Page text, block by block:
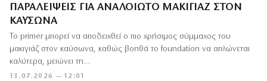
ΠΑΡΑΛΕΊΨΕΙΣ ΓΙΑ ΑΝΑΛΟΊΩΤΟ ΜΑΚΙΓΙΆΖ ΣΤΟΝ
ΚΑΎΣΩΝΑ
13.07.2026 — 12:01
Το primer μπορεί να αποδειχθεί ο πιο χρήσιμος σύμμαχος του
μακιγιάζ στον καύσωνα, καθώς βοηθά το foundation να απλώνεται
καλύτερα, μειώνει τη…